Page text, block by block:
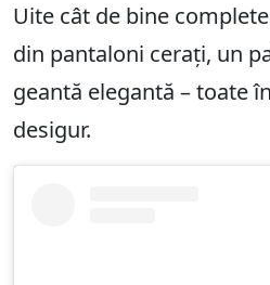
Uite cât de bine
din pantaloni cerați, un
geantă elegantă – toate
desigur.